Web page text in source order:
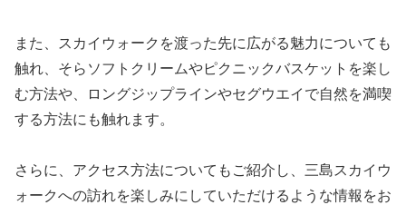
また、スカイウォークを渡った先に広がる魅力についても
触れ、そらソフトクリームやピクニックバスケットを楽し
む方法や、ロングジップラインやセグウエイで自然を満喫
する方法にも触れます。
さらに、アクセス方法についてもご紹介し、三島スカイウ
ォークへの訪れを楽しみにしていただけるような情報をお